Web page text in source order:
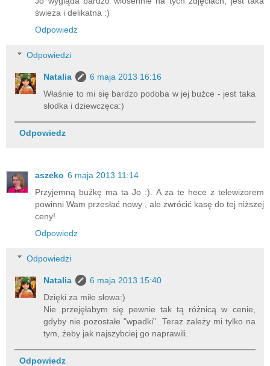
świeża i delikatna :)
Odpowiedz
Odpowiedzi
Natalia
6 maja 2013 16:16
Właśnie to mi się bardzo podoba w jej buźce - jest taka
słodka i dziewczęca:)
Odpowiedz
aszeko 6 maja 2013 11:14
Przyjemną buźkę ma ta Jo :). A za te hece z telewizorem
powinni Wam przesłać nowy , ale zwrócić kasę do tej niższej
ceny!
Odpowiedz
Odpowiedzi
Natalia
6 maja 2013 15:40
Dzięki za miłe słowa:)
Nie przejęłabym się pewnie tak tą różnicą w cenie,
gdyby nie pozostałe "wpadki". Teraz zależy mi tylko na
tym, żeby jak najszybciej go naprawili.
Odpowiedz